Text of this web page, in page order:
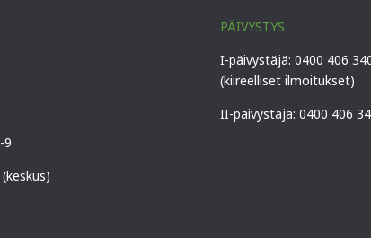
9
PÄIVYSTYS
I-päivystäjä: 0400 406
(kiireelliset ilmoitukset)
II-päivystäjä: 0400 406